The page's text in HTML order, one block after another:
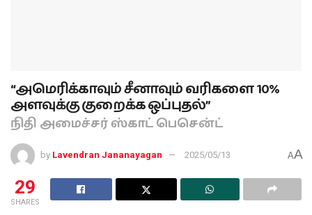
“அமெரிக்காவும் சீனாவும் வரிகளை 10%
அளவுக்கு குறைக்க ஒப்புதல்”
நிதி அமைச்சர் ஸ்காட் பெசென்ட்
by Lavendran Jananayagan 2025/05/13 AA
29
SHARES